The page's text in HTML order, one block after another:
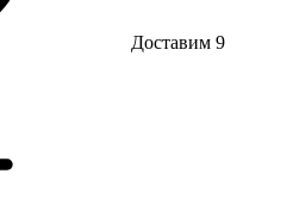
Доставим 9